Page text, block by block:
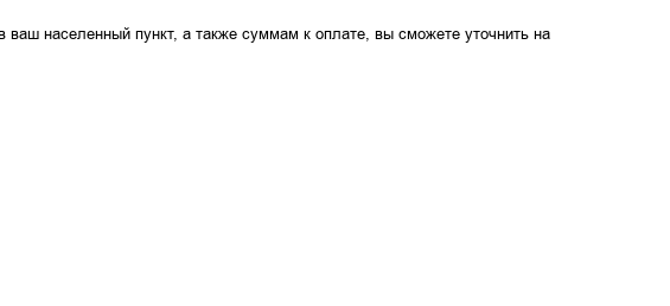
населенный пункт, а также суммам к оплате, вы сможете уточнить на